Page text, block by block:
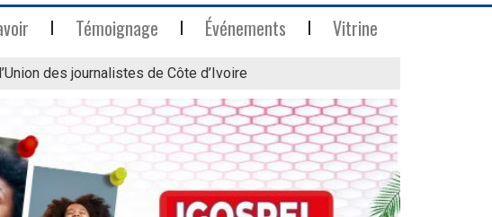
Témoignage Événements Vitrine
des journalistes de Côte d’Ivoire